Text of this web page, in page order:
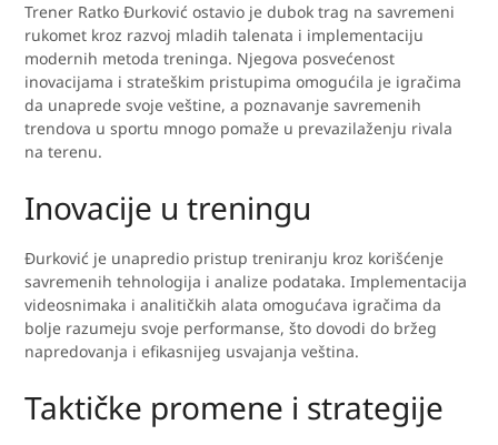
Trener Ratko Đurković ostavio je dubok trag na savremeni
rukomet kroz razvoj mladih talenata i implementaciju
modernih metoda treninga. Njegova posvećenost
inovacijama i strateškim pristupima omogućila je igračima
da unaprede svoje veštine, a poznavanje savremenih
trendova u sportu mnogo pomaže u prevazilaženju rivala
na terenu.
Inovacije u treningu
Đurković je unapredio pristup treniranju kroz korišćenje
savremenih tehnologija i analize podataka. Implementacija
videosnimaka i analitičkih alata omogućava igračima da
bolje razumeju svoje performanse, što dovodi do bržeg
napredovanja i efikasnijeg usvajanja veština.
Taktičke promene i strategije